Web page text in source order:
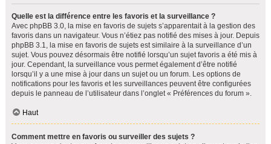
Quelle est la différence entre les favoris et la surveillance ?
Avec phpBB 3.0, la mise en favoris de sujets s’apparentait à la gestion des
favoris dans un navigateur. Vous n’étiez pas notifié des mises à jour. Depuis
phpBB 3.1, la mise en favoris de sujets est similaire à la surveillance d’un
sujet. Vous pouvez désormais être notifié lorsqu’un sujet favoris a été mis à
jour. Cependant, la surveillance vous permet également d’être notifié
lorsqu’il y a une mise à jour dans un sujet ou un forum. Les options de
notifications pour les favoris et les surveillances peuvent être configurées
depuis le panneau de l’utilisateur dans l’onglet « Préférences du forum ».
Haut
Comment mettre en favoris ou surveiller des sujets ?